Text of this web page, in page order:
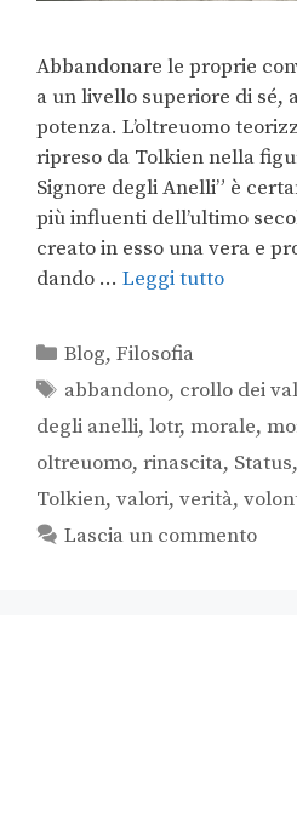
Abbandonare le proprie
a un livello superiore di sé,
potenza. L’oltreuomo
ripreso da Tolkien nella
Signore degli Anelli” è
più influenti dell’ultimo
creato in esso una vera e
dando … Leggi tutto
Blog,Filosofia
abbandono, crollo dei
degli anelli, lotr, morale,
oltreuomo, rinascita, Status,
Tolkien, valori, verità,
Lascia un commento